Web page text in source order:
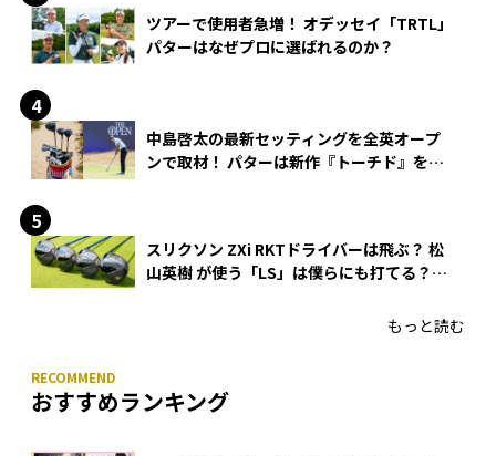
ツアーで使用者急増！ オデッセイ「TRTL」
パターはなぜプロに選ばれるのか？
中島啓太の最新セッティングを全英オープ
ンで取材！ パターは新作『トーチド』を投
スリクソン ZXi RKTドライバーは飛ぶ？ 松
山英樹 が使う「LS」は僕らにも打てる？
もっと読む
おすすめランキング